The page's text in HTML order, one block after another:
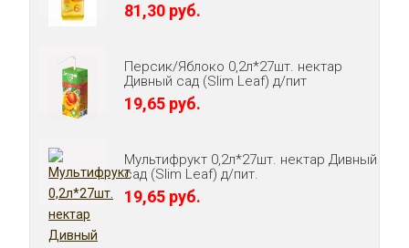
81,30 руб.
Персик/Яблоко 0,2л*27шт. нектар
Дивный сад (Slim Leaf) д/пит
19,65 руб.
Мультифрукт 0,2л*27шт. нектар Дивный
сад (Slim Leaf) д/пит.
19,65 руб.